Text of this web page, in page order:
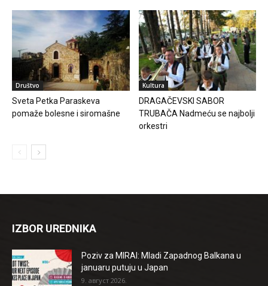
Društvo
Sveta Petka Paraskeva
pomaže bolesne i siromašne
Kultura
DRAGAČEVSKI SABOR
TRUBAČA Nadmeću se najbolji
orkestri
IZBOR UREDNIKA
Poziv za MIRAI: Mladi Zapadnog Balkana u
januaru putuju u Japan
9. август 2026.